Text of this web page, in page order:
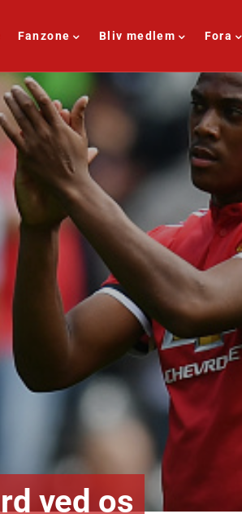
Fanzone Bliv medlem Fora
ved os